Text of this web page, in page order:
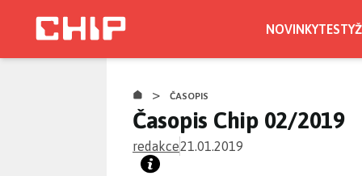
NOVINKYTESTY
> ČASOPIS
Časopis Chip 02/2019
redakce21.01.2019